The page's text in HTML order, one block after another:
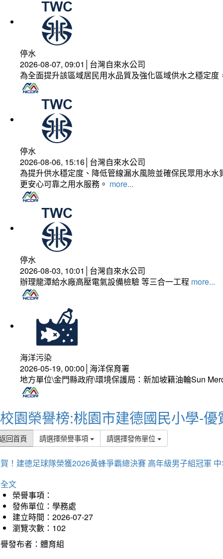
停水
2026-08-07, 09:01│台灣自來水公司
為全面提升該區域居民用水品質及強化區域供水之穩定
停水
2026-08-06, 15:16│台灣自來水公司
為提升供水穩定度、降低管線漏水風險並確保民眾用水
更安心可靠之用水服務。 more...
停水
2026-08-03, 10:01│台灣自來水公司
辦理龍潭給水廠高壓電氣設備檢驗 等三合一工程 more...
海洋污染
2026-05-19, 00:00│海洋保育署
地方單位\金門縣政府\環境保護局：新加坡籍油輪Sun
校園榮譽榜:桃園市建德國民小學-優
回首頁 請選擇榮譽事項 請選擇發佈單位
！建德足球隊榮獲2026黃蜂爭霸總決賽 高年級男子組冠軍
文
榮譽事項：
發佈單位：學務處
建立時間：2026-07-27
瀏覽次數：102
發布者：體育組